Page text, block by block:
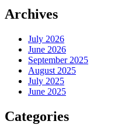
Archives
July 2026
June 2026
September 2025
August 2025
July 2025
June 2025
Categories